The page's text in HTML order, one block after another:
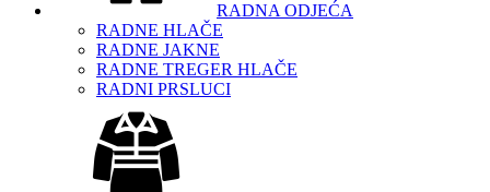
RADNA ODJEĆA
RADNE HLAČE
RADNE JAKNE
RADNE TREGER HLAČE
RADNI PRSLUCI